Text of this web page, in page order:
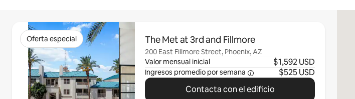
Oferta especial
Se muestran0 de 0 elementos
The Met at 3rd and Fillmore
200 East Fillmore Street, Phoenix, AZ
Valor mensual inicial
$1,592 USD
Ingresos promedio por semana
$525 USD
Contacta con el edificio